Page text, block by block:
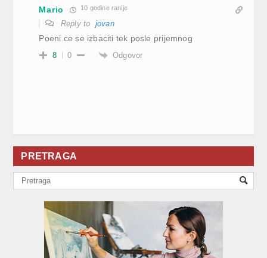
Mario 10 godine ranije
Reply to jovan
Poeni ce se izbaciti tek posle prijemnog
8 0 Odgovor
PRETRAGA